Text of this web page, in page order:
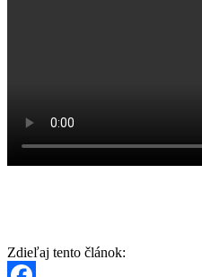
Zdieľaj tento článok: